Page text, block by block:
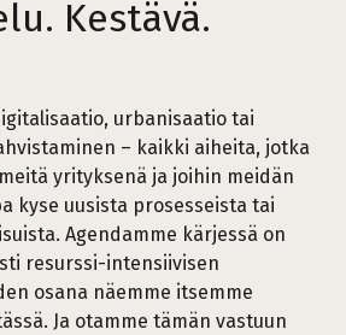
Kestävä.
urbanisaatio tai
– kaikki aiheita, jotka
yrityksenä ja joihin meidän
kyse uusista prosesseista tai
Agendamme kärjessä on
resurssi-intensiivisen
osana näemme itsemme
Ja otamme tämän vastuun